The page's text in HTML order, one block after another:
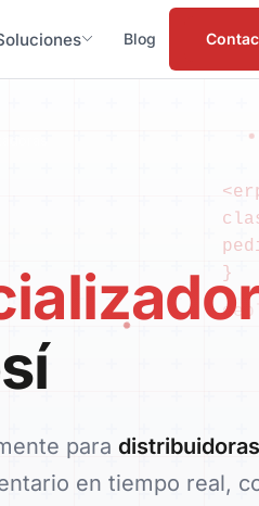
Blog
}
para
en tiempo real,